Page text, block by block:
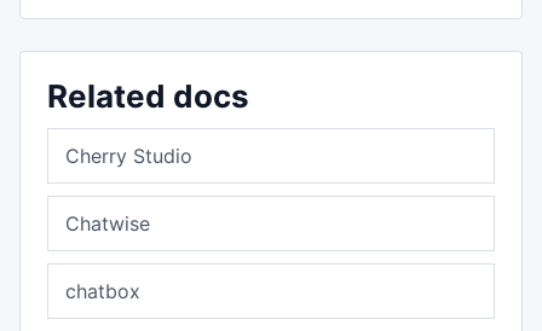
coze插件
coze插件